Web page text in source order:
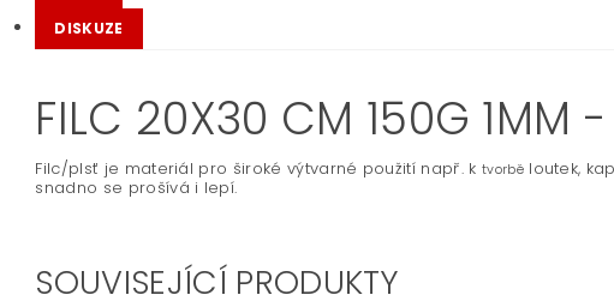
DISKUZE
FILC 20X30 CM 150G 1MM -
Filc/plsť je materiál pro široké výtvarné použití např. k tvorběloutek,
snadno se prošívá i lepí.
SOUVISEJÍCÍ PRODUKTY